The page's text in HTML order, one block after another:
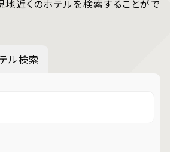
近くのホテルを検索することがで
ル検索